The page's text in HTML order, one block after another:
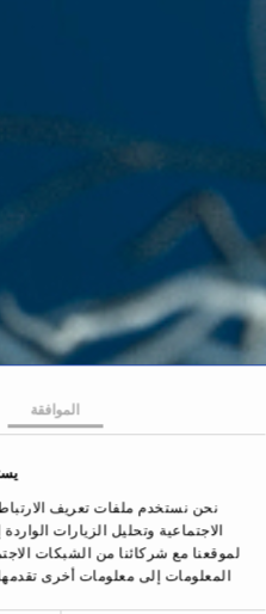
الموافقة
نحن نستخدم ملفات تعريف
الاجتماعية وتحليل الزيارات
لموقعنا مع شركائنا من الشبكات
المعلومات إلى معلومات أخرى
الصفحة الرئيسية